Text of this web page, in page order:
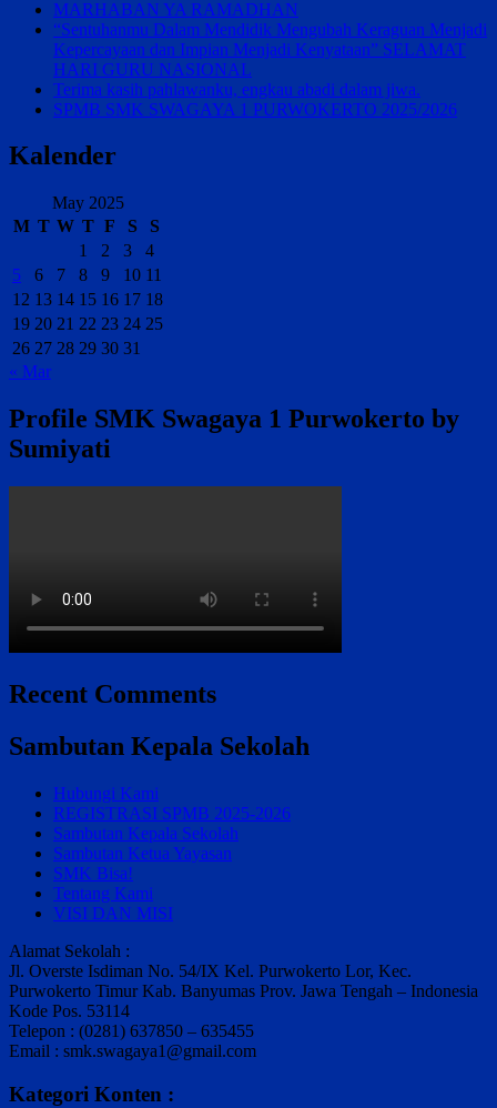
LULUS
100%
MARHABAN YA RAMADHAN
“Sentuhanmu Dalam Mendidik Mengubah Keraguan Menjadi
Kepercayaan dan Impian Menjadi Kenyataan” SELAMAT
HARI GURU NASIONAL
Terima kasih pahlawanku, engkau abadi dalam jiwa.
SPMB SMK SWAGAYA 1 PURWOKERTO 2025/2026
Kalender
May 2025
M T W T F S
S
1
2 3
4
5
6 7 8 9 10 11
12 13 14 15 16 17 18
19 20 21 22 23 24 25
26 27 28 29 30 31
« Mar
Profile SMK Swagaya 1 Purwokerto by
Sumiyati
Recent Comments
Sambutan Kepala Sekolah
Hubungi Kami
REGISTRASI SPMB 2025-2026
Sambutan Kepala Sekolah
Sambutan Ketua Yayasan
SMK Bisa!
Tentang Kami
VISI DAN MISI
Alamat Sekolah :
Jl. Overste Isdiman No. 54/IX Kel. Purwokerto Lor, Kec.
Purwokerto Timur Kab. Banyumas Prov. Jawa Tengah – Indonesia
Kode Pos. 53114
Telepon : (0281) 637850 – 635455
Email : smk.swagaya1@gmail.com
Kategori Konten :